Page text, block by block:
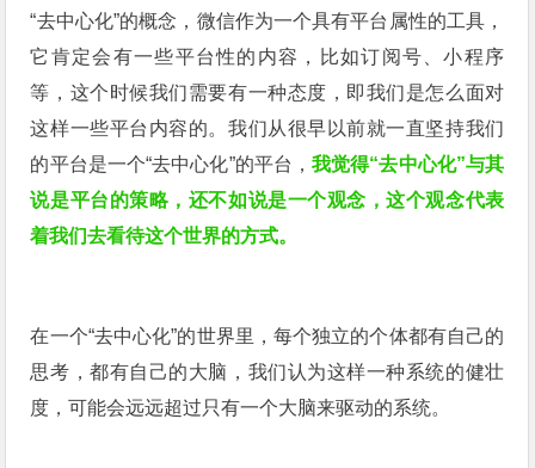
“去中心化”的概念，微信作为一个具有平台属性的工具，
它肯定会有一些平台性的内容，比如订阅号、小程序
等，这个时候我们需要有一种态度，即我们是怎么面对
这样一些平台内容的。我们从很早以前就一直坚持我们
的平台是一个“去中心化”的平台，我觉得“去中心化”与其
说是平台的策略，还不如说是一个观念，这个观念代表
着我们去看待这个世界的方式。
在一个“去中心化”的世界里，每个独立的个体都有自己的
思考，都有自己的大脑，我们认为这样一种系统的健壮
度，可能会远远超过只有一个大脑来驱动的系统。